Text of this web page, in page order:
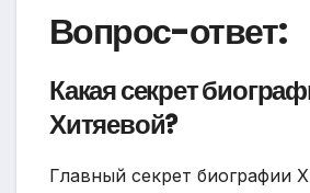
Вопрос-ответ:
Какая секрет
Хитяевой?
Главный секрет биографии